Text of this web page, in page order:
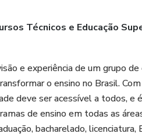
com o seu sucesso. Não
Técnicos e Educação
e experiência de um grupo
o ensino no Brasil.
deve ser acessível a todos, e
de ensino em todas as
bacharelado,